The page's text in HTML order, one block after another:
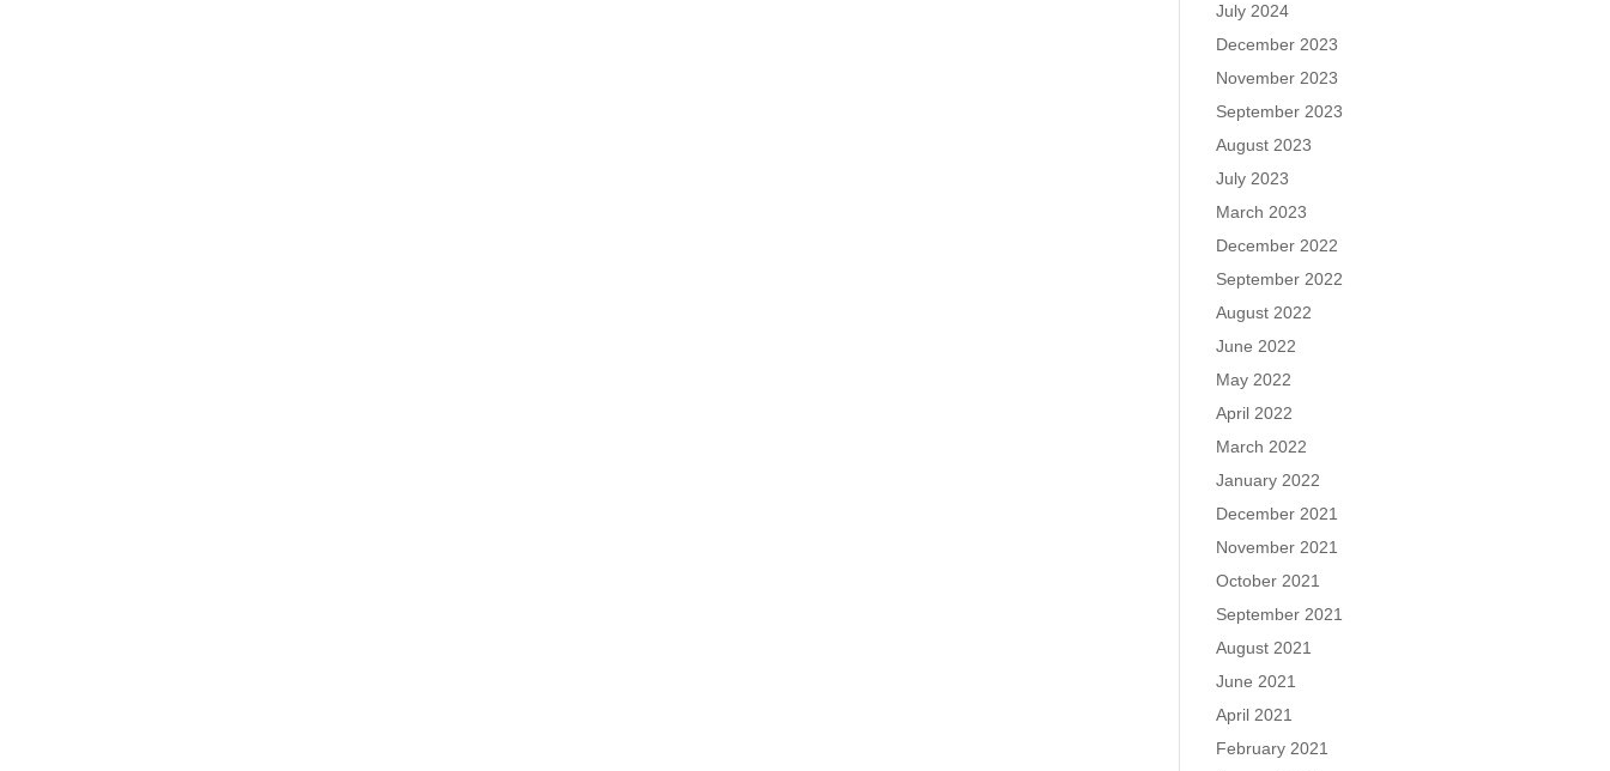
July 2024
December 2023
November 2023
September 2023
August 2023
July 2023
March 2023
December 2022
September 2022
August 2022
June 2022
May 2022
April 2022
March 2022
January 2022
December 2021
November 2021
October 2021
September 2021
August 2021
June 2021
April 2021
February 2021